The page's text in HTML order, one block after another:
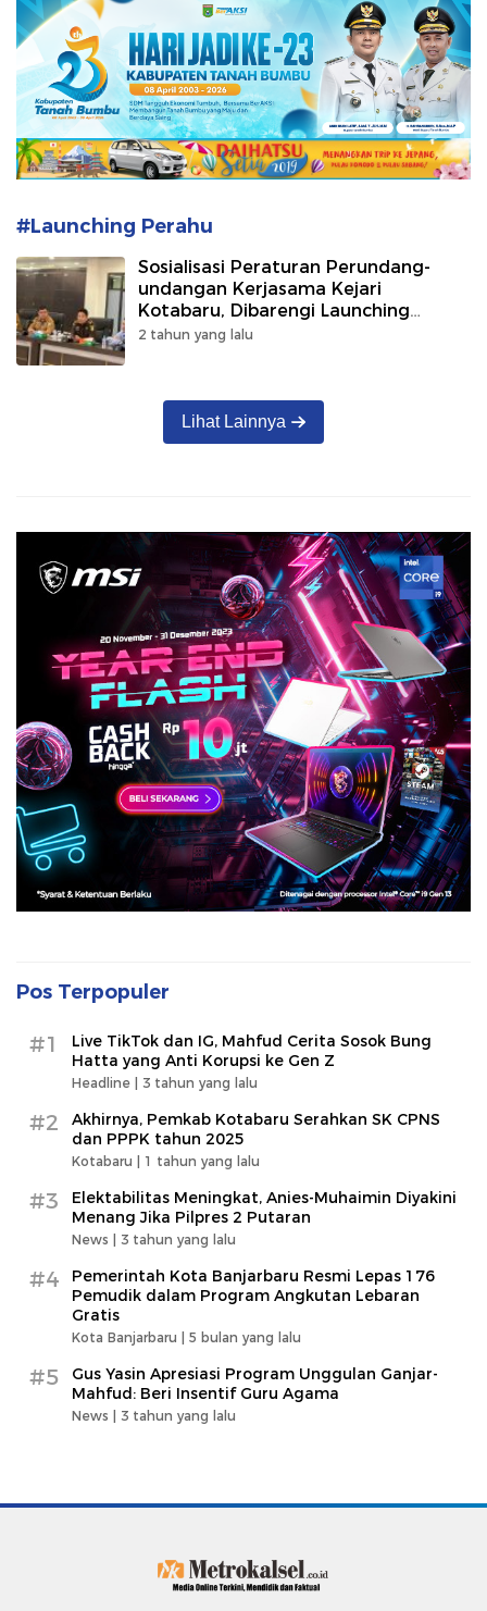
#Launching Perahu
Sosialisasi Peraturan Perundang-
undangan Kerjasama Kejari
Kotabaru, Dibarengi Launching
Perahu
2 tahun yang lalu
Lihat Lainnya
Pos Terpopuler
#1
Live TikTok dan IG, Mahfud Cerita Sosok Bung
Hatta yang Anti Korupsi ke Gen Z
Headline | 3 tahun yang lalu
#2
Akhirnya, Pemkab Kotabaru Serahkan SK CPNS
dan PPPK tahun 2025
Kotabaru | 1 tahun yang lalu
#3
Elektabilitas Meningkat, Anies-Muhaimin Diyakini
Menang Jika Pilpres 2 Putaran
News | 3 tahun yang lalu
#4
Pemerintah Kota Banjarbaru Resmi Lepas 176
Pemudik dalam Program Angkutan Lebaran
Gratis
Kota Banjarbaru | 5 bulan yang lalu
#5
Gus Yasin Apresiasi Program Unggulan Ganjar-
Mahfud: Beri Insentif Guru Agama
News | 3 tahun yang lalu